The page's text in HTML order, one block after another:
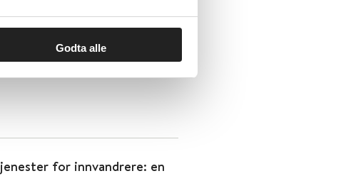
Godta alle
for uoffiselle
for innvandrere: en